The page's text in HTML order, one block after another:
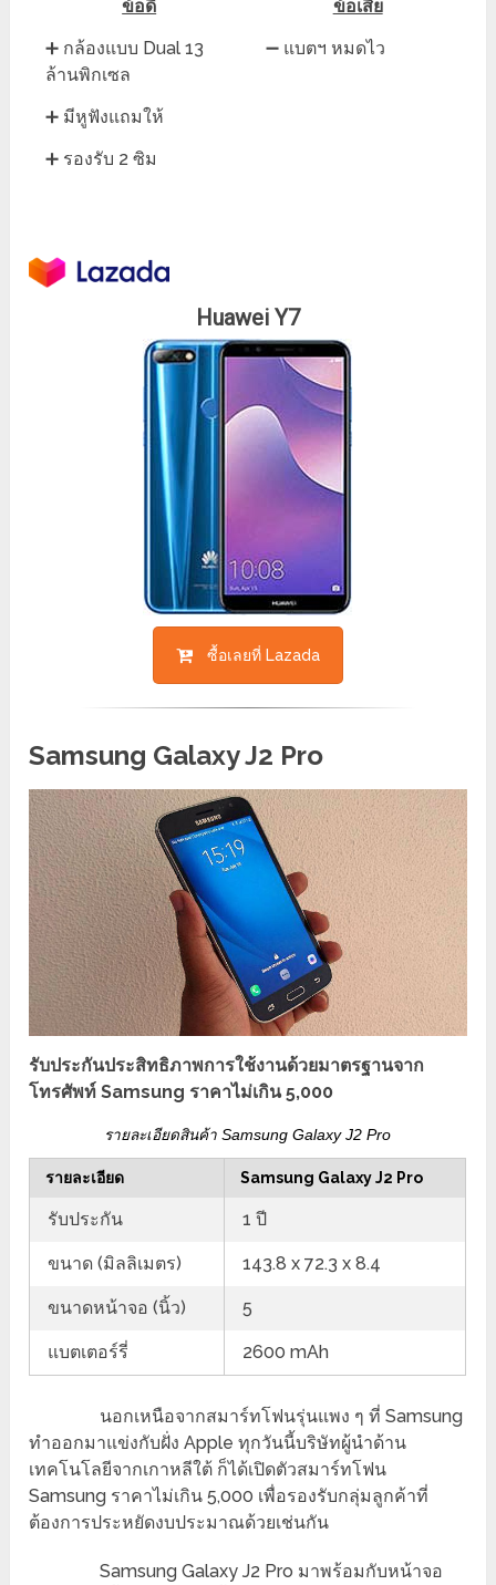
ข้อดี
ข้อเสีย
➕ กล้องแบบ Dual 13
ล้านพิกเซล
➖ แบตฯ หมดไว
➕ มีหูฟังแถมให้
➕ รองรับ 2 ซิม
Huawei Y7
ซื้อเลยที่ Lazada
Samsung Galaxy J2 Pro
รับประกันประสิทธิภาพการใช้งานด้วยมาตรฐานจาก
โทรศัพท์ Samsung ราคาไม่เกิน 5,000
รายละเอียดสินค้า Samsung Galaxy J2 Pro
รายละเอียด Samsung Galaxy J2 Pro
รับประกัน 1 ปี
ขนาด (มิลลิเมตร) 143.8 x 72.3 x 8.4
ขนาดหน้าจอ (นิ้ว) 5
แบตเตอร์รี่ 2600 mAh
นอกเหนือจากสมาร์ทโฟนรุ่นแพง ๆ ที่ Samsung
ทำออกมาแข่งกับฝั่ง Apple ทุกวันนี้บริษัทผู้นำด้าน
เทคโนโลยีจากเกาหลีใต้ ก็ได้เปิดตัวสมาร์ทโฟน
Samsung ราคาไม่เกิน 5,000 เพื่อรองรับกลุ่มลูกค้าที่
ต้องการประหยัดงบประมาณด้วยเช่นกัน
Samsung Galaxy J2 Pro มาพร้อมกับหน้าจอ